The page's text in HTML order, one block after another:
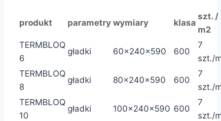
produkt parametry wymiary klasa
szt. /
m2
TERMBLOQ
6
gładki 60x240x590 600
7
szt./
TERMBLOQ
8
gładki 80x240x590 600
7
szt./
TERMBLOQ
10
gładki 100x240x590 600
7
szt./